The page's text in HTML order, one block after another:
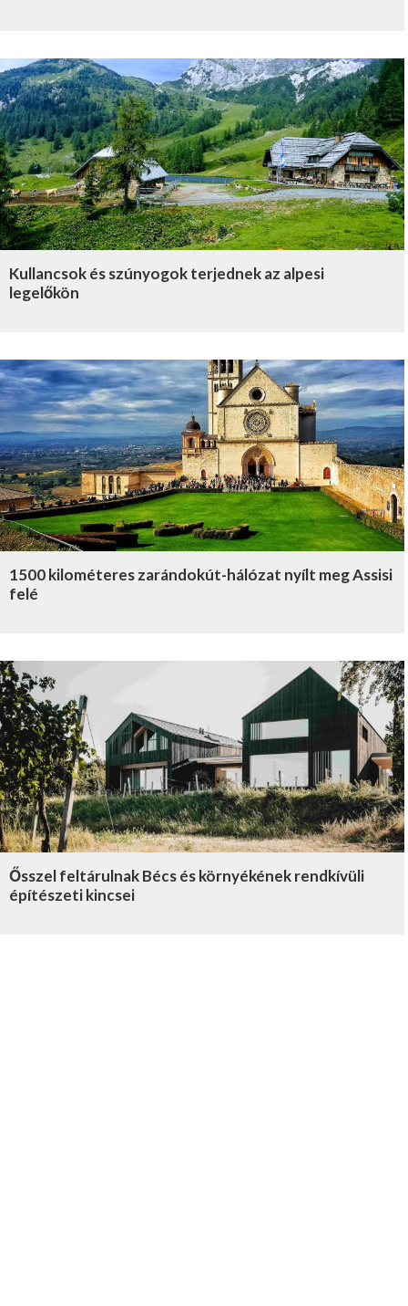
Kullancsok és szúnyogok terjednek az alpesi
legelőkön
1500 kilométeres zarándokút-hálózat nyílt meg Assisi
felé
Ősszel feltárulnak Bécs és környékének rendkívüli
építészeti kincsei